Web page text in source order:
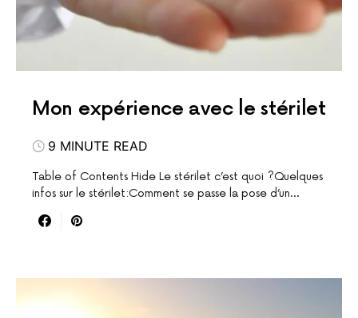
Mon expérience avec le stérilet
9 MINUTE READ
Table of Contents Hide Le stérilet c’est quoi ?Quelques
infos sur le stérilet:Comment se passe la pose d’un…